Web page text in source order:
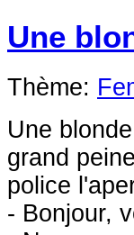
Une
Thème:
Une
grand
police
- Bonjour,